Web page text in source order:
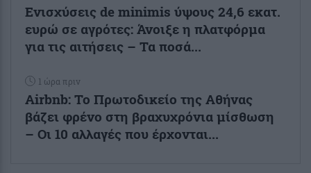
Ενισχύσεις de minimis ύψους 24,6 εκατ.
ευρώ σε αγρότες: Άνοιξε η πλατφόρμα
για τις αιτήσεις – Τα ποσά...
1 ώρα πριν
Airbnb: Το Πρωτοδικείο της Αθήνας
βάζει φρένο στη βραχυχρόνια μίσθωση
– Οι 10 αλλαγές που έρχονται...